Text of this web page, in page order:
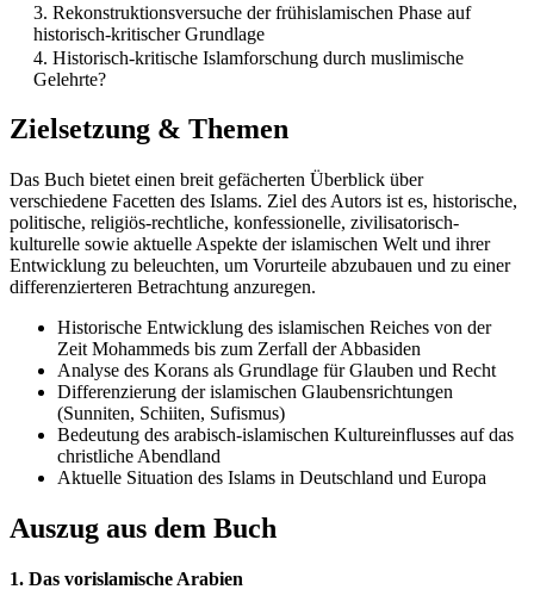
3. Rekonstruktionsversuche der frühislamischen Phase auf
historisch-kritischer Grundlage
4. Historisch-kritische Islamforschung durch muslimische
Gelehrte?
Zielsetzung & Themen
Das Buch bietet einen breit gefächerten Überblick über
verschiedene Facetten des Islams. Ziel des Autors ist es, historische,
politische, religiös-rechtliche, konfessionelle, zivilisatorisch-
kulturelle sowie aktuelle Aspekte der islamischen Welt und ihrer
Entwicklung zu beleuchten, um Vorurteile abzubauen und zu einer
differenzierteren Betrachtung anzuregen.
Historische Entwicklung des islamischen Reiches von der
Zeit Mohammeds bis zum Zerfall der Abbasiden
Analyse des Korans als Grundlage für Glauben und Recht
Differenzierung der islamischen Glaubensrichtungen
(Sunniten, Schiiten, Sufismus)
Bedeutung des arabisch-islamischen Kultureinflusses auf das
christliche Abendland
Aktuelle Situation des Islams in Deutschland und Europa
Auszug aus dem Buch
1. Das vorislamische Arabien